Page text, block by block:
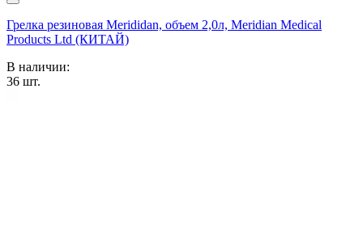
Грелка резиновая Merididan, объем 2,0л, Meridian Medical
Products Ltd (КИТАЙ)
В наличии:
36 шт.